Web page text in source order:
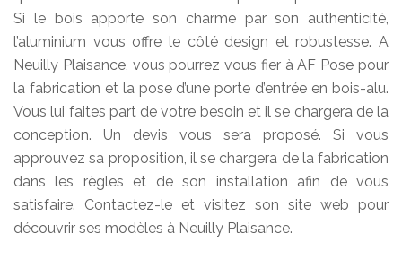
Si le bois apporte son charme par son authenticité,
l’aluminium vous offre le côté design et robustesse. A
Neuilly Plaisance, vous pourrez vous fier à AF Pose pour
la fabrication et la pose d’une porte d’entrée en bois-alu.
Vous lui faites part de votre besoin et il se chargera de la
conception. Un devis vous sera proposé. Si vous
approuvez sa proposition, il se chargera de la fabrication
dans les règles et de son installation afin de vous
satisfaire. Contactez-le et visitez son site web pour
découvrir ses modèles à Neuilly Plaisance.